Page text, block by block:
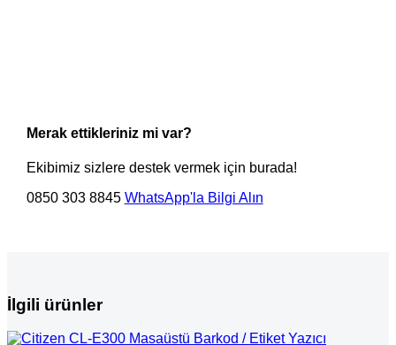
Merak ettikleriniz mi var?
Ekibimiz sizlere destek vermek için burada!
0850 303 8845 WhatsApp'la Bilgi Alın
İlgili ürünler